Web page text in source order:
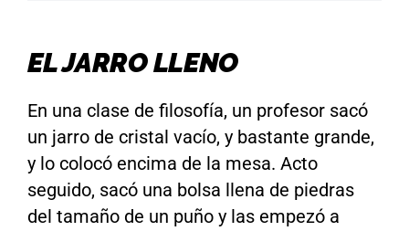
EL JARRO LLENO
En una clase de filosofía, un profesor sacó
un jarro de cristal vacío, y bastante grande,
y lo colocó encima de la mesa. Acto
seguido, sacó una bolsa llena de piedras
del tamaño de un puño y las empezó a